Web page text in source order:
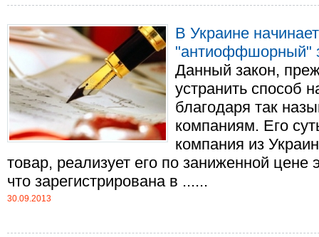
В Украине
"антиоффшорный"
Данный закон,
устранить способ
благодаря так
компаниям. Его
компания из
товар, реализует его по заниженной цене
что зарегистрирована в ......
30.09.2013